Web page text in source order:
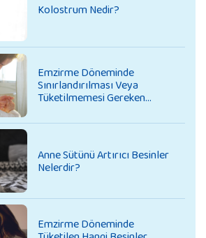
Kolostrum Nedir?
Emzirme Döneminde
Sınırlandırılması Veya
Tüketilmemesi Gereken
Anne Sütünü Artırıcı Besinler
Nelerdir?
Emzirme Döneminde